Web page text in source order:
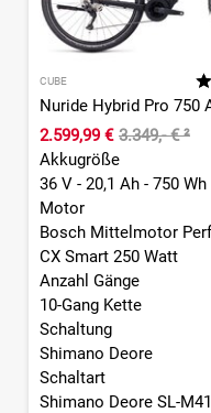
CUBE
2.599,99 € 3.349,- €²
Akkugröße
36 V - 20,1 Ah - 750 Wh
Motor
Bosch Mittelmotor
CX Smart 250 Watt
Anzahl Gänge
10-Gang Kette
Schaltung
Shimano Deore
Schaltart
Shimano Deore SL-